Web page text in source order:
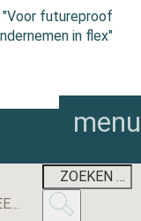
"Voor futureproof
in flex"
menu
DEZE LEVERANCIERS SLEEPTEN DE MEESTE AANBESTEDINGEN BINNEN IN 2025